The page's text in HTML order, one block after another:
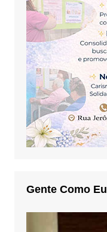
Gente Como Eu